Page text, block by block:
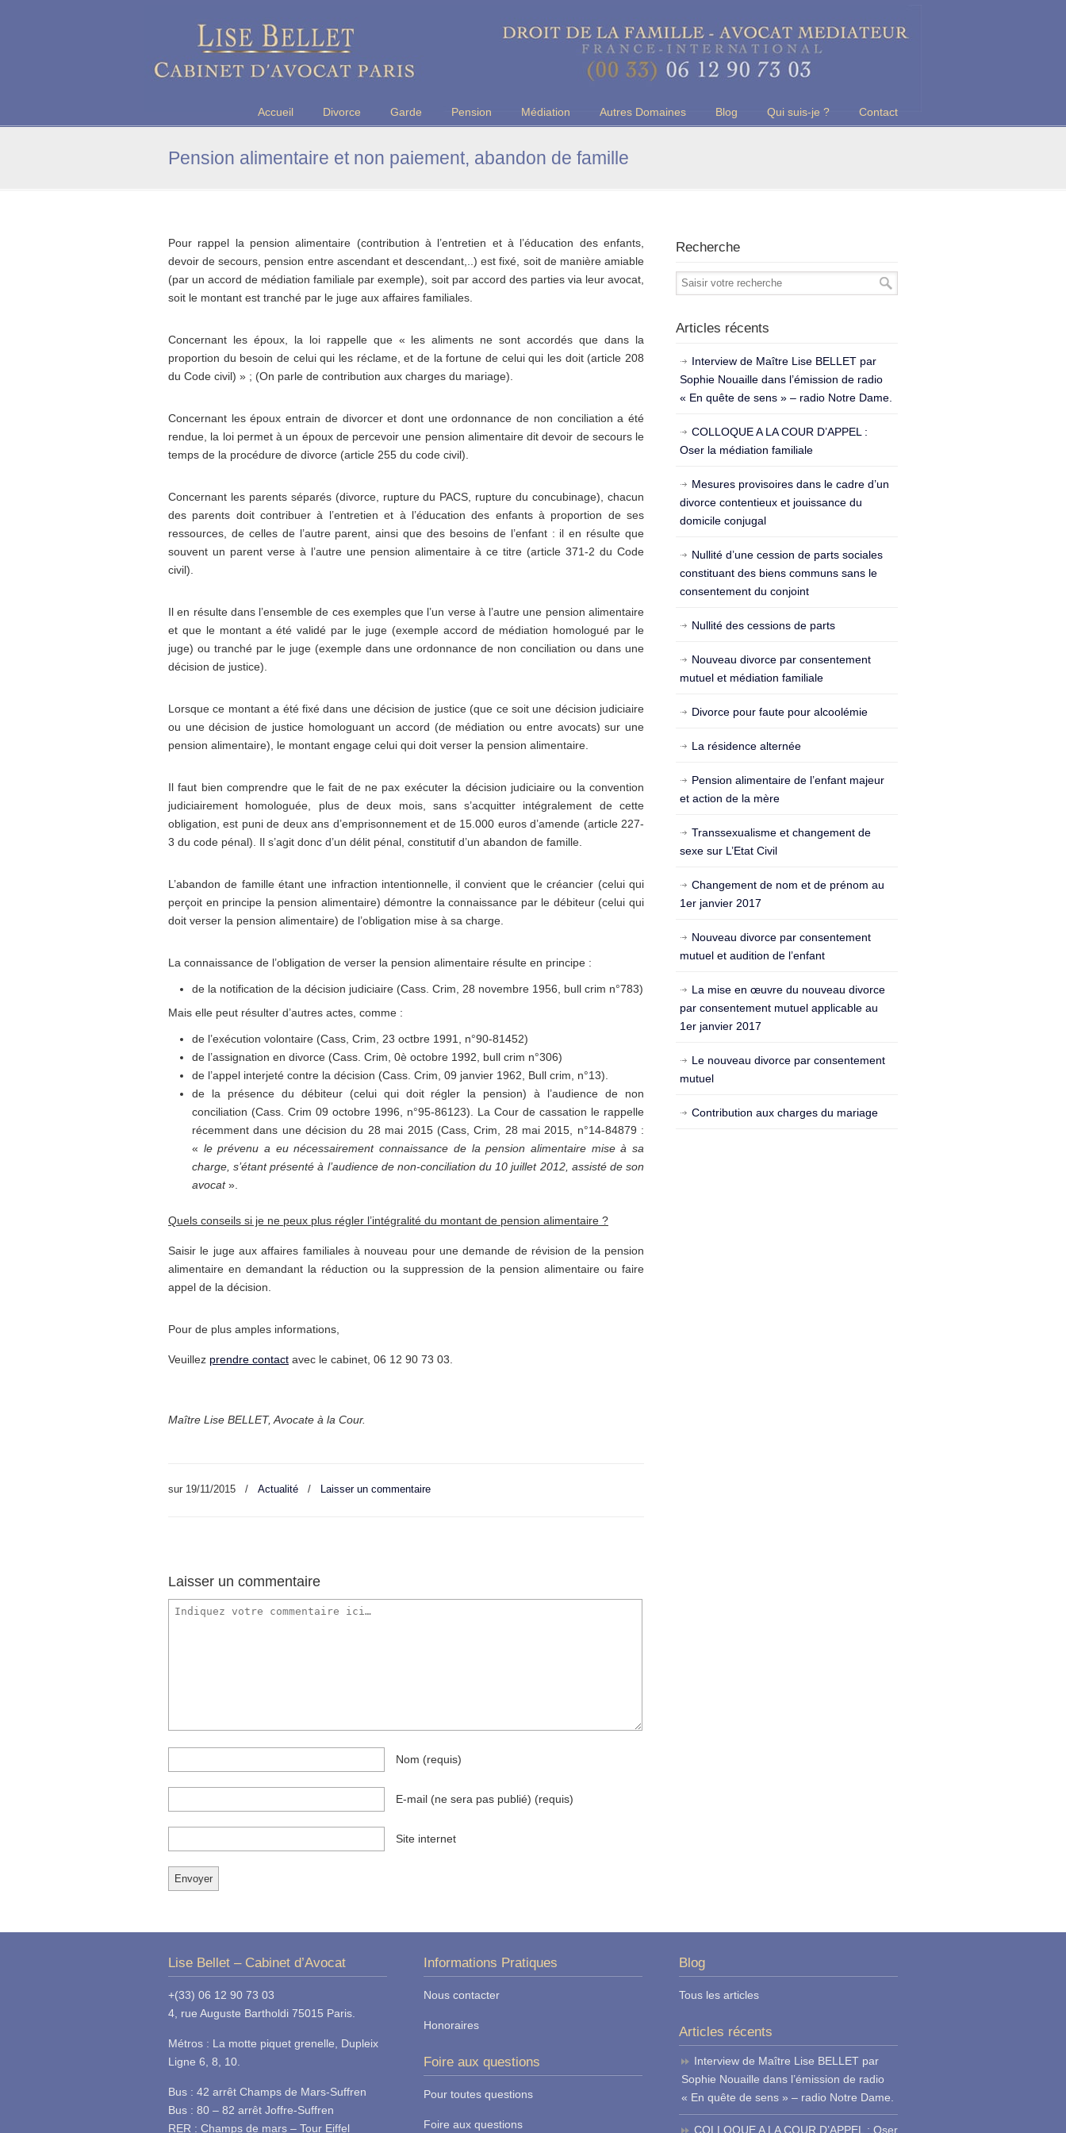
Maître Lise BELLET, Avocate au Barreau de Paris
Accueil Divorce Garde Pension Médiation Autres Domaines Blog Qui suis-je ? Contact
Pension alimentaire et non paiement, abandon de famille
Pour rappel la pension alimentaire (contribution à l’entretien et à l’éducation des enfants,
devoir de secours, pension entre ascendant et descendant,..) est fixé, soit de manière amiable
(par un accord de médiation familiale par exemple), soit par accord des parties via leur avocat,
soit le montant est tranché par le juge aux affaires familiales.
Concernant les époux, la loi rappelle que « les aliments ne sont accordés que dans la
proportion du besoin de celui qui les réclame, et de la fortune de celui qui les doit (article 208
du Code civil) » ; (On parle de contribution aux charges du mariage).
Concernant les époux entrain de divorcer et dont une ordonnance de non conciliation a été
rendue, la loi permet à un époux de percevoir une pension alimentaire dit devoir de secours le
temps de la procédure de divorce (article 255 du code civil).
Concernant les parents séparés (divorce, rupture du PACS, rupture du concubinage), chacun
des parents doit contribuer à l’entretien et à l’éducation des enfants à proportion de ses
ressources, de celles de l’autre parent, ainsi que des besoins de l’enfant : il en résulte que
souvent un parent verse à l’autre une pension alimentaire à ce titre (article 371-2 du Code
civil).
Il en résulte dans l’ensemble de ces exemples que l’un verse à l’autre une pension alimentaire
et que le montant a été validé par le juge (exemple accord de médiation homologué par le
juge) ou tranché par le juge (exemple dans une ordonnance de non conciliation ou dans une
décision de justice).
Lorsque ce montant a été fixé dans une décision de justice (que ce soit une décision judiciaire
ou une décision de justice homologuant un accord (de médiation ou entre avocats) sur une
pension alimentaire), le montant engage celui qui doit verser la pension alimentaire.
Il faut bien comprendre que le fait de ne pax exécuter la décision judiciaire ou la convention
judiciairement homologuée, plus de deux mois, sans s’acquitter intégralement de cette
obligation, est puni de deux ans d’emprisonnement et de 15.000 euros d’amende (article 227-
3 du code pénal). Il s’agit donc d’un délit pénal, constitutif d’un abandon de famille.
L’abandon de famille étant une infraction intentionnelle, il convient que le créancier (celui qui
perçoit en principe la pension alimentaire) démontre la connaissance par le débiteur (celui qui
doit verser la pension alimentaire) de l’obligation mise à sa charge.
La connaissance de l’obligation de verser la pension alimentaire résulte en principe :
de la notification de la décision judiciaire (Cass. Crim, 28 novembre 1956, bull crim n°783)
Mais elle peut résulter d’autres actes, comme :
de l’exécution volontaire (Cass, Crim, 23 octbre 1991, n°90-81452)
de l’assignation en divorce (Cass. Crim, 0è octobre 1992, bull crim n°306)
de l’appel interjeté contre la décision (Cass. Crim, 09 janvier 1962, Bull crim, n°13).
de la présence du débiteur (celui qui doit régler la pension) à l’audience de non
conciliation (Cass. Crim 09 octobre 1996, n°95-86123). La Cour de cassation le rappelle
récemment dans une décision du 28 mai 2015 (Cass, Crim, 28 mai 2015, n°14-84879 :
« le prévenu a eu nécessairement connaissance de la pension alimentaire mise à sa
charge, s’étant présenté à l’audience de non-conciliation du 10 juillet 2012, assisté de son
avocat».
Quels conseils si je ne peux plus régler l’intégralité du montant de pension alimentaire ?
Saisir le juge aux affaires familiales à nouveau pour une demande de révision de la pension
alimentaire en demandant la réduction ou la suppression de la pension alimentaire ou faire
appel de la décision.
Pour de plus amples informations,
Veuillez prendre contact avec le cabinet, 06 12 90 73 03.
Maître Lise BELLET, Avocate à la Cour.
sur 19/11/2015 / Actualité / Laisser un commentaire
Laisser un commentaire
Nom (requis)
E-mail (ne sera pas publié) (requis)
Site internet
Recherche
Articles récents
Interview de Maître Lise BELLET par
Sophie Nouaille dans l’émission de radio
« En quête de sens » – radio Notre Dame.
COLLOQUE A LA COUR D’APPEL :
Oser la médiation familiale
Mesures provisoires dans le cadre d’un
divorce contentieux et jouissance du
domicile conjugal
Nullité d’une cession de parts sociales
constituant des biens communs sans le
consentement du conjoint
Nullité des cessions de parts
Nouveau divorce par consentement
mutuel et médiation familiale
Divorce pour faute pour alcoolémie
La résidence alternée
Pension alimentaire de l’enfant majeur
et action de la mère
Transsexualisme et changement de
sexe sur L’Etat Civil
Changement de nom et de prénom au
1er janvier 2017
Nouveau divorce par consentement
mutuel et audition de l’enfant
La mise en œuvre du nouveau divorce
par consentement mutuel applicable au
1er janvier 2017
Le nouveau divorce par consentement
mutuel
Contribution aux charges du mariage
Lise Bellet – Cabinet d’Avocat
+(33) 06 12 90 73 03
4, rue Auguste Bartholdi 75015 Paris.
Métros : La motte piquet grenelle, Dupleix
Ligne 6, 8, 10.
Bus : 42 arrêt Champs de Mars-Suffren
Bus : 80 – 82 arrêt Joffre-Suffren
RER : Champs de mars – Tour Eiffel
Informations Pratiques
Nous contacter
Honoraires
Foire aux questions
Pour toutes questions
Foire aux questions
Blog
Tous les articles
Articles récents
Interview de Maître Lise BELLET par
Sophie Nouaille dans l’émission de radio
« En quête de sens » – radio Notre Dame.
COLLOQUE A LA COUR D’APPEL : Oser